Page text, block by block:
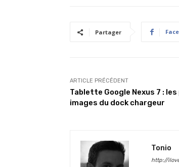
Partager
ARTICLE PRÉCÉDENT
Tablette Google Nexus 7 :
images du dock chargeur
Tonio
http://